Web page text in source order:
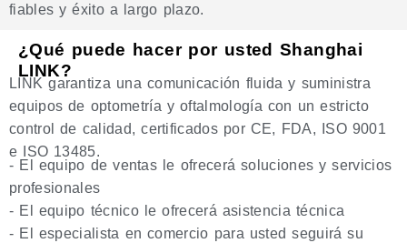
fiables y éxito a largo plazo.
¿Qué puede hacer por usted Shanghai
LINK?
LINK garantiza una comunicación fluida y suministra
equipos de optometría y oftalmología con un estricto
control de calidad, certificados por CE, FDA, ISO 9001
e ISO 13485.
- El equipo de ventas le ofrecerá soluciones y servicios
profesionales
- El equipo técnico le ofrecerá asistencia técnica
- El especialista en comercio para usted seguirá su